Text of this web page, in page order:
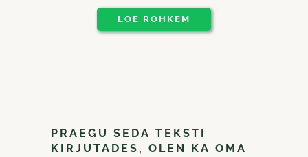
LOE ROHKEM
PRAEGU SEDA TEKSTI
KIRJUTADES, OLEN KA OMA